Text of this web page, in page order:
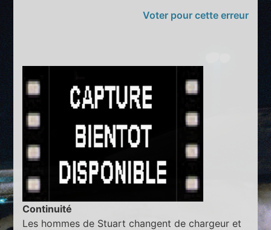
Voter pour cette erreur
Continuité
Les hommes de Stuart changent de chargeur et